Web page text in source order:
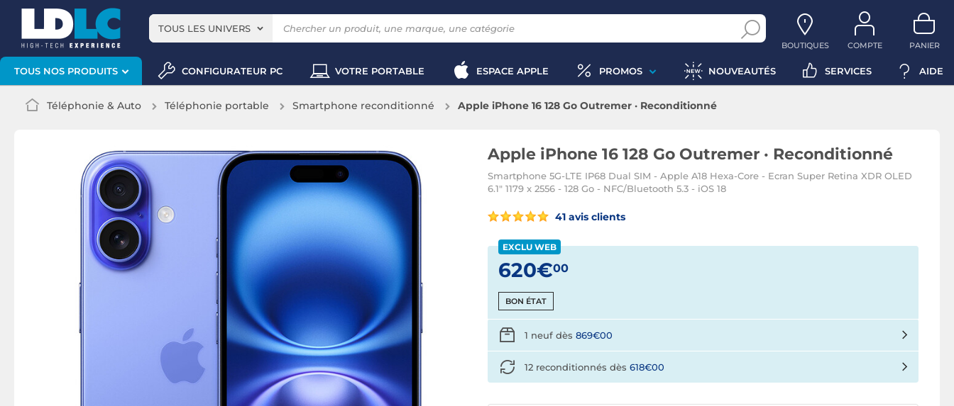
TOUS LES UNIVERS
BOUTIQUES COMPTE PANIER
TOUS NOS PRODUITS CONFIGURATEUR PC VOTRE PORTABLE ESPACE APPLE PROMOS NOUVEAUTÉS SERVICES AIDE
Téléphonie & Auto Téléphonie portable Smartphone reconditionné Apple iPhone 16 128 Go Outremer · Reconditionné
Apple iPhone 16 128 Go Outremer · Reconditionné
Smartphone 5G-LTE IP68 Dual SIM - Apple A18 Hexa-Core - Ecran Super Retina XDR OLED
6.1" 1179 x 2556 - 128 Go - NFC/Bluetooth 5.3 - iOS 18
41 avis clients
EXCLU WEB
620€00
BON ÉTAT
1 neuf dès 869€00
12 reconditionnés dès 618€00